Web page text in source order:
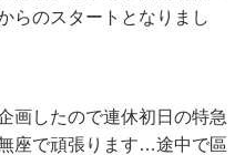
らのスタートとなりまし
画したので連休初日の特急
座で頑張ります…途中で區